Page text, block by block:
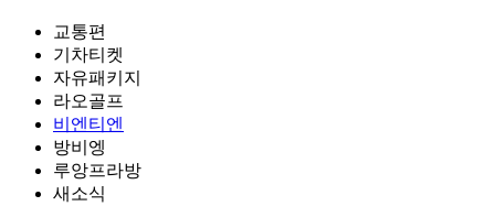
교통편
기차티켓
자유패키지
라오골프
비엔티엔
방비엥
루앙프라방
새소식